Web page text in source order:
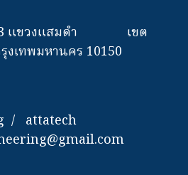
43 แขวงแสมดำ เขต
งเทพมหานคร 10150
/ attatech